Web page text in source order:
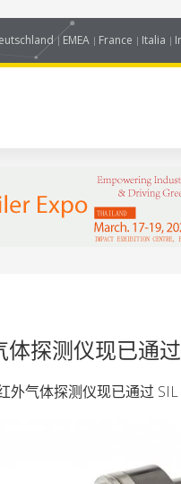
EMEA France Italia
体探测仪现已通
气体探测仪现已通过 SIL